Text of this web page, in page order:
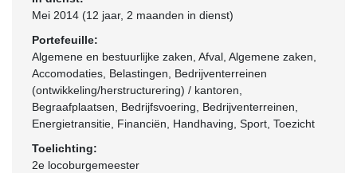
Mei 2014 (12 jaar, 2 maanden in dienst)
Portefeuille:
Algemene en bestuurlijke zaken, Afval, Algemene zaken,
Accomodaties, Belastingen, Bedrijventerreinen
(ontwikkeling/herstructurering) / kantoren,
Begraafplaatsen, Bedrijfsvoering, Bedrijventerreinen,
Energietransitie, Financiën, Handhaving, Sport, Toezicht
Toelichting:
2e locoburgemeester